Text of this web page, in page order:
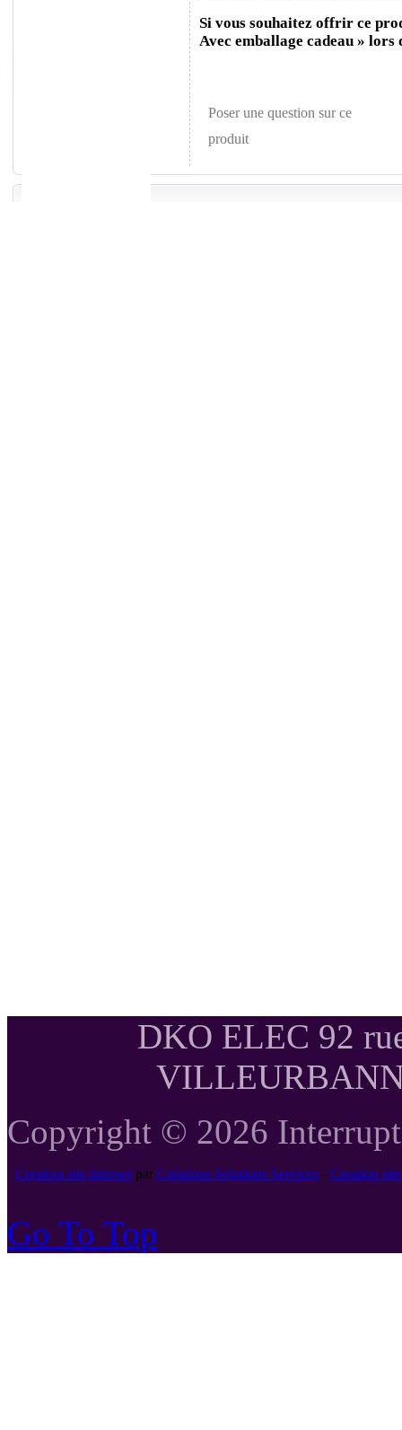
Si vous souhaitez offrir ce
Avec emballage cadeau » lors
Poser une question sur ce
produit
DKO ELEC 92
Copyright © 2026
Creation site internetpar Créations Solutions Services- Creation
Go To Top